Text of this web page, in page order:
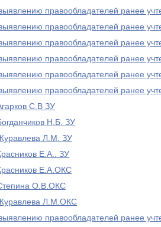
правообладателей ранее
правообладателей ранее
правообладателей ранее
правообладателей ранее
правообладателей ранее
правообладателей ранее
С.В ЗУ
Н.Б. ЗУ
Л.М. ЗУ
Е.А.. ЗУ
Е.А.ОКС
О.В.ОКС
Л.М.ОКС
правообладателей ранее